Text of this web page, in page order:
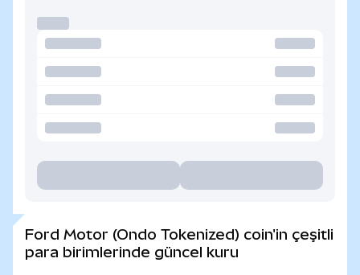
Ford Motor (Ondo Tokenized) coin'in çeşitli
para birimlerinde güncel kuru